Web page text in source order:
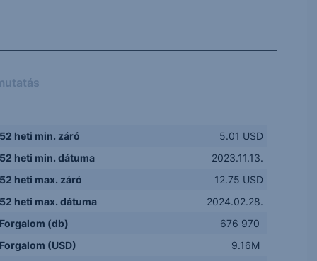
heti min. záró
5.01 USD
heti min. dátuma
2023.11.13.
heti max. záró
12.75 USD
heti max. dátuma
2024.02.28.
(db)
676 970
(USD)
9.16M